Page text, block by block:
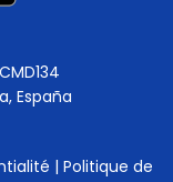
España
| Politique de